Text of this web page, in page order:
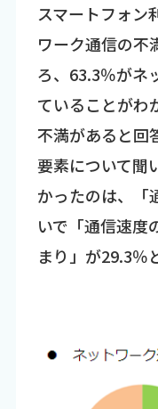
スマートフォン
ワーク通信の不
ろ、63.3％がネ
ていることがわ
不満があると回
要素について聞
かったのは、「
いで「通信速度
まり」が29.3％